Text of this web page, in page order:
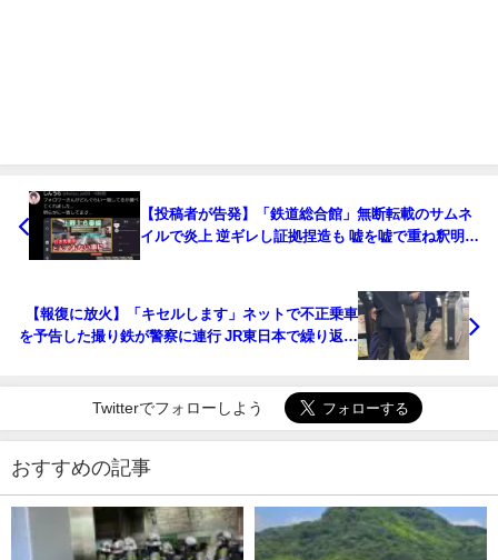
【投稿者が告発】「鉄道総合館」無断転載のサムネ
イルで炎上 逆ギレし証拠捏造も 嘘を嘘で重ね釈明
【報復に放火】「キセルします」ネットで不正乗車
を予告した撮り鉄が警察に連行 JR東日本で繰り返さ
Twitterでフォローしよう
おすすめの記事